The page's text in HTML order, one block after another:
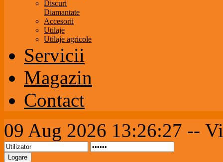
Discuri
Diamantate
Accesorii
Utilaje
Utilaje agricole
Servicii
Magazin
Contact
09 Aug 2026 13:26:27 --